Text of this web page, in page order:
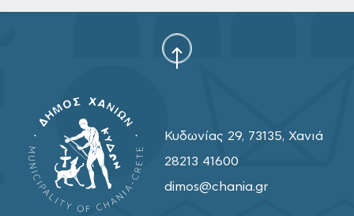
Κυδωνίας 29, 73135, Χανιά
28213 41600
dimos@chania.gr